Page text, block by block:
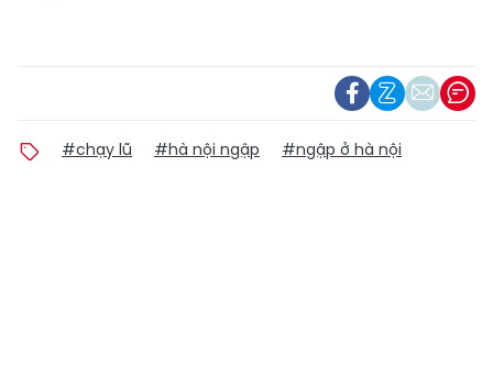
#chạy lũ #hà nội ngập #ngập ở hà nội